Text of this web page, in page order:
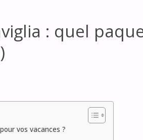
: quel
vos vacances ?